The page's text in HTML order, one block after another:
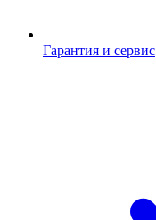
Гарантия и сервис